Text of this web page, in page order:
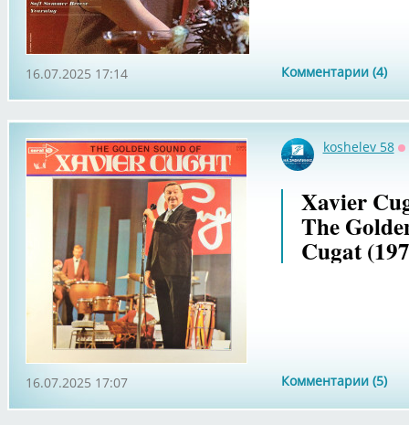
Комментарии (4)
16.07.2025 17:14
koshelev 58
Xavier
The
Cugat
Комментарии (5)
16.07.2025 17:07